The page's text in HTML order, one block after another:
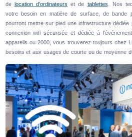
de location d’ordinateurs et de tablettes . Nos
votre besoin en matière de surface, de bande
pourront mettre sur pied une infrastructure
connexion wifi sécurisée et dédiée à
appareils ou 2000, vous trouverez toujours chez
besoins et aux usages de courte ou de moyenne